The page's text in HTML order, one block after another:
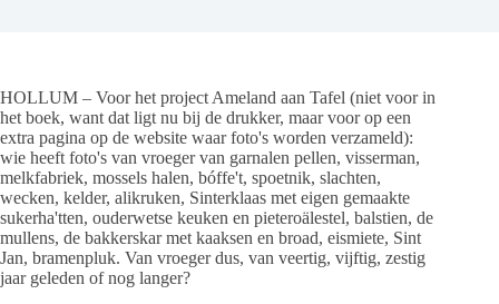
HOLLUM – Voor het project Ameland aan Tafel (niet voor in
het boek, want dat ligt nu bij de drukker, maar voor op een
extra pagina op de website waar foto's worden verzameld):
wie heeft foto's van vroeger van garnalen pellen, visserman,
melkfabriek, mossels halen, bóffe't, spoetnik, slachten,
wecken, kelder, alikruken, Sinterklaas met eigen gemaakte
sukerha'tten, ouderwetse keuken en pieteroälestel, balstien, de
mullens, de bakkerskar met kaaksen en broad, eismiete, Sint
Jan, bramenpluk. Van vroeger dus, van veertig, vijftig, zestig
jaar geleden of nog langer?